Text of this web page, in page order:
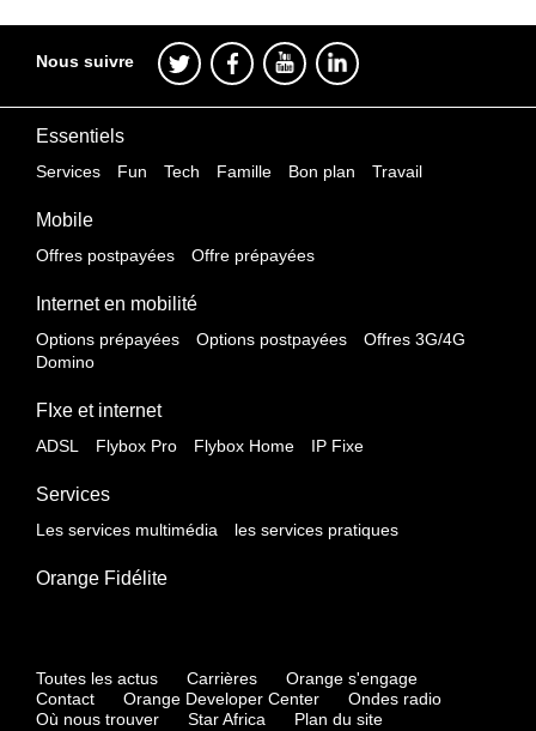
Nous suivre
Essentiels
Services Fun Tech Famille Bon plan Travail
Mobile
Offres postpayées Offre prépayées
Internet en mobilité
Options prépayées Options postpayées
Offres 3G/4G
Domino
FIxe et internet
ADSL Flybox Pro Flybox Home IP Fixe
Services
Les services multimédia les services pratiques
Orange Fidélite
Toutes les actus Carrières
Orange s'engage
Contact
Orange Developer Center
Ondes radio
Où nous trouver
Star Africa
Plan du site